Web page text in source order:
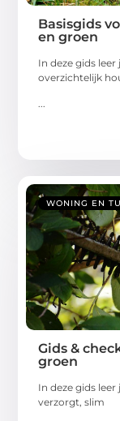
Basisgids
en groen
In deze gids
overzichtelijk
...
WONING EN
Gids &
groen
In deze gids
verzorgt, slim